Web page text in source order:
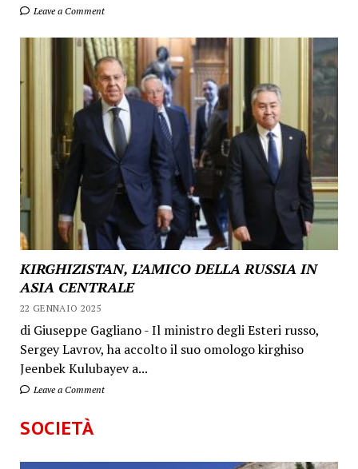
Leave a Comment
KIRGHIZISTAN, L’AMICO DELLA RUSSIA IN
ASIA CENTRALE
22 GENNAIO 2025
di Giuseppe Gagliano - Il ministro degli Esteri russo,
Sergey Lavrov, ha accolto il suo omologo kirghiso
Jeenbek Kulubayev a...
Leave a Comment
SOCIETÀ